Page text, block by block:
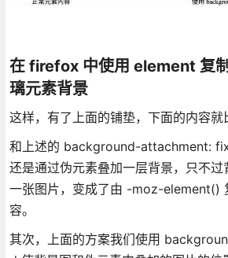
在 firefox 中使用 element 复
璃元素背景
这样，有了上面的铺垫，下面的内容就
和上述的 background-attachment:
还是通过伪元素叠加一层背景，只不
一张图片，变成了由 -moz-element()
容。
其次，上面的方案我们使用